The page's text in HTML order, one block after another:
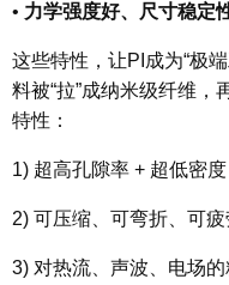
• 力学强度好、尺寸稳定
这些特性，让PI成为“极
料被“拉”成纳米级纤维，
特性：
1) 超高孔隙率 + 超低密度
2) 可压缩、可弯折、可
3) 对热流、声波、电场